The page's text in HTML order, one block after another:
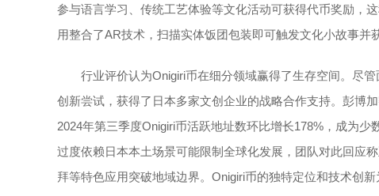
参与语言学习、传统工艺体验等文化活动可获得代币奖励，
用整合了AR技术，扫描实体饭团包装即可触发文化小故事并
行业评价认为Onigiri币在细分领域赢得了生存空间。尽
创新尝试，获得了日本多家文创企业的战略合作支持。彭博
2024年第三季度Onigiri币活跃地址数环比增长178%，成为
过度依赖日本本土场景可能限制全球化发展，团队对此回应
拜等特色应用突破地域边界。Onigiri币的独特定位和技术创